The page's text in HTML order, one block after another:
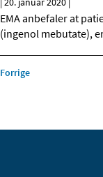
EMA anbefaler at
(ingenol mebutate),
Forrige